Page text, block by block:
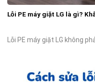
Lỗi PE máy giặt LG là gì?
Lỗi PE máy giặt LG không